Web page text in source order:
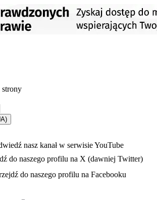
się w nowej karcie
strony
- otwiera się w nowej karcie
nasz kanał w serwisie YouTube
w nowej karcie
do naszego profilu na X (dawniej Twitter)
- otwiera się w nowej karcie
do naszego profilu na Facebooku